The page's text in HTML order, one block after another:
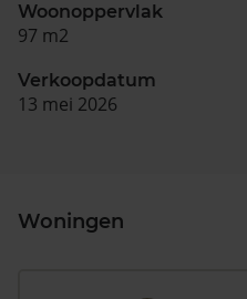
Woonoppervlak
97 m2
Verkoopdatum
13 mei 2026
Woningen